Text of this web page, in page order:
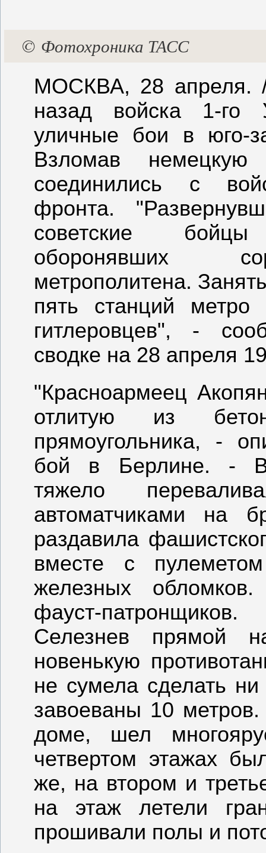
© Фотохроника ТАСС
МОСКВА, 28 апреля.
назад войска 1-го
уличные бои в юго-
Взломав
соединились с
фронта.
советские
оборонявших
метрополитена.
пять станций
гитлеровцев", -
сводке на 28 апреля
"Красноармеец
отлитую из
прямоугольника, -
бой в Берлине. - В
тяжело
автоматчиками на
раздавила
вместе с
железных
фауст-
Селезнев прямой
новенькую
не сумела сделать
завоеваны 10
доме, шел
четвертом этажах
же, на втором и
на этаж летели
прошивали полы и